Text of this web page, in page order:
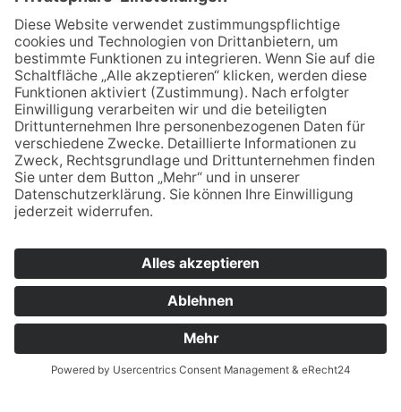
können sich auch direkt per Mail an unsere
Lehrkräfte wenden:
Vornamen.Nachname@bsz2.de (Beispiel:
Franz Huber = franz.huber@bsz2.de). Unsere
Namen finden Sie unter "Lehrkräfte".
* Pflichtfelder
Speisekarte
Lehrkräfte